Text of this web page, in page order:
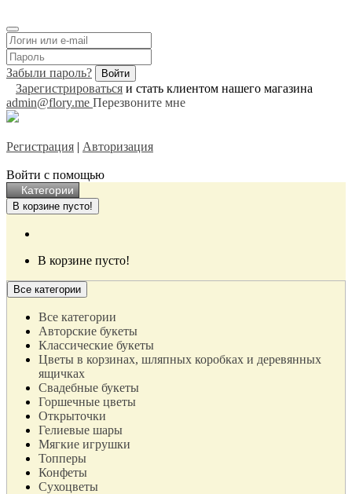
Забыли пароль?
Зарегистрироваться и стать клиентом нашего магазина
admin@flory.me Перезвоните мне
Регистрация | Авторизация
Войти с помощью
Категории
В корзине пусто!
В корзине пусто!
Все категории
Все категории
Авторские букеты
Классические букеты
Цветы в корзинах, шляпных коробках и деревянных
ящичках
Свадебные букеты
Горшечные цветы
Открыточки
Гелиевые шары
Мягкие игрушки
Топперы
Конфеты
Сухоцветы